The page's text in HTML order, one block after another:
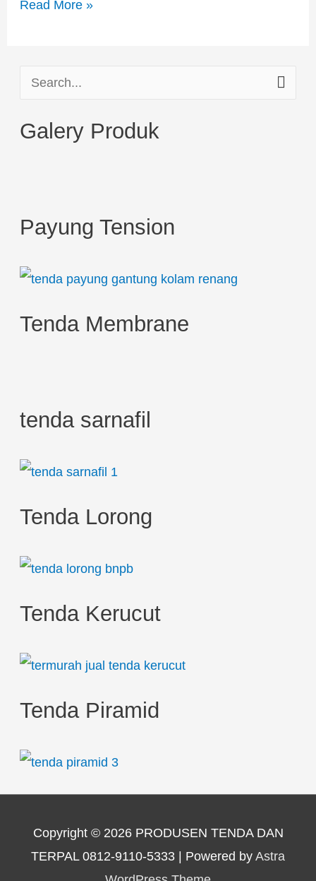
Read More »
a
f
o
:
Galery Produk
Payung Tension
Tenda Membrane
tenda sarnafil
Tenda Lorong
Tenda Kerucut
Tenda Piramid
Copyright © 2026 PRODUSEN TENDA DAN
TERPAL 0812-9110-5333 | Powered byAstra